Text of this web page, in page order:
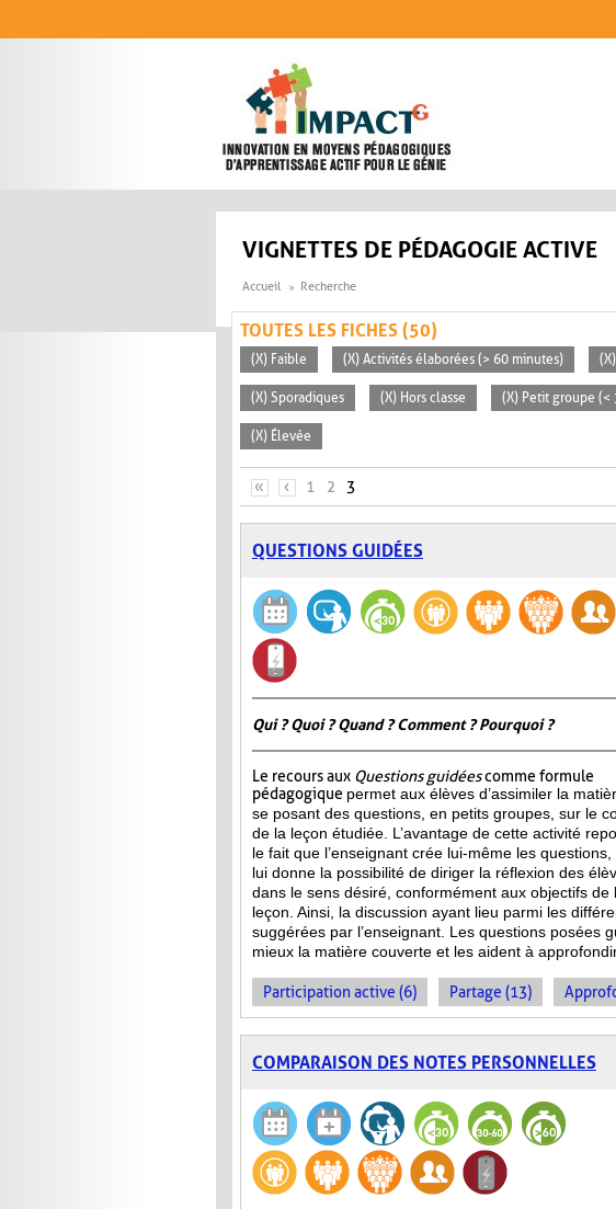
VIGNETTES DE PÉDAGOGIE ACTIVE
Accueil Recherche
TOUTES LES FICHES (50)
(X) Faible (X) Activités élaborées (> 60 minutes)
(X) Sporadiques (X) Hors classe (X) Petit groupe (<
(X) Élevée
PAGES
« ‹ 1 2 3
QUESTIONS GUIDÉES
Qui ? Quoi ? Quand ? Comment ? Pourquoi ?
Le recours aux Questions guidéescomme formule
pédagogique permet aux élèves d’assimiler la
se posant des questions, en petits groupes, sur le
de la leçon étudiée. L’avantage de cette activité
le fait que l’enseignant crée lui-même les questions,
lui donne la possibilité de diriger la réflexion des
dans le sens désiré, conformément aux objectifs de
leçon. Ainsi, la discussion ayant lieu parmi les
suggérées par l’enseignant. Les questions posées
mieux la matière couverte et les aident à
Participation active (6) Partage (13)
COMPARAISON DES NOTES PERSONNELLES